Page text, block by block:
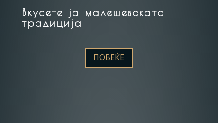
Вкусете ја малешевската
традиција
ПОВЕЌЕ